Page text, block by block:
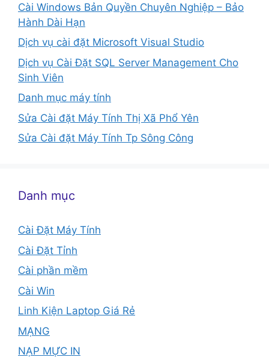
Cài Windows Bản Quyền Chuyên Nghiệp – Bảo
Hành Dài Hạn
Dịch vụ cài đặt Microsoft Visual Studio
Dịch vụ Cài Đặt SQL Server Management Cho
Sinh Viên
Danh mục máy tính
Sửa Cài đặt Máy Tính Thị Xã Phổ Yên
Sửa Cài đặt Máy Tính Tp Sông Công
Danh mục
Cài Đặt Máy Tính
Cài Đặt Tỉnh
Cài phần mềm
Cài Win
Linh Kiện Laptop Giá Rẻ
MẠNG
NẠP MỰC IN